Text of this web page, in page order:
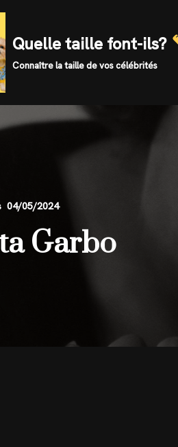
Quelle taille font-ils?
Connaître la taille de vos célébrités
04/05/2024
Garbo